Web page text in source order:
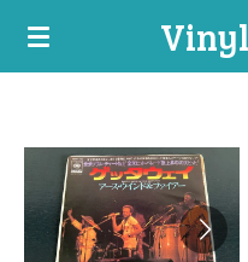
Ga
hoofdinhoud